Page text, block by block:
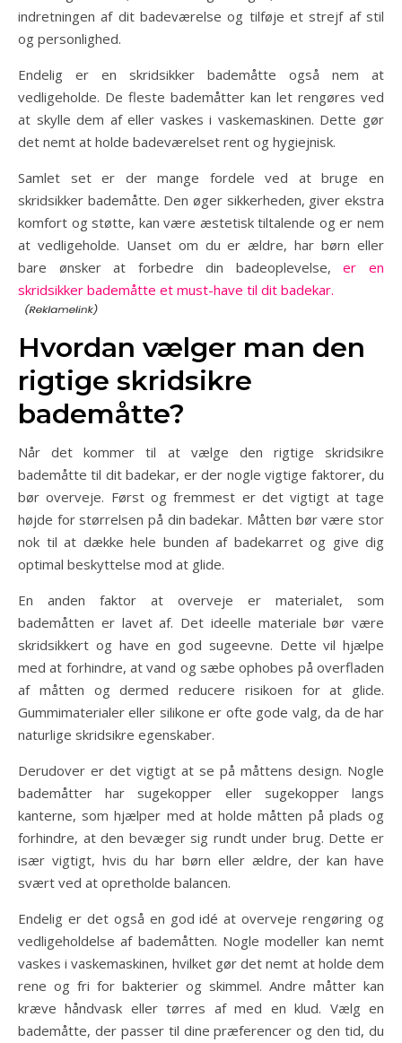
indretningen af dit badeværelse og tilføje et strejf af stil
og personlighed.
Endelig er en skridsikker bademåtte også nem at
vedligeholde. De fleste bademåtter kan let rengøres ved
at skylle dem af eller vaskes i vaskemaskinen. Dette gør
det nemt at holde badeværelset rent og hygiejnisk.
Samlet set er der mange fordele ved at bruge en
skridsikker bademåtte. Den øger sikkerheden, giver ekstra
komfort og støtte, kan være æstetisk tiltalende og er nem
at vedligeholde. Uanset om du er ældre, har børn eller
bare ønsker at forbedre din badeoplevelse,er en
skridsikker bademåtte et must-have til dit badekar.
Hvordan vælger man den
rigtige skridsikre
bademåtte?
Når det kommer til at vælge den rigtige skridsikre
bademåtte til dit badekar, er der nogle vigtige faktorer, du
bør overveje. Først og fremmest er det vigtigt at tage
højde for størrelsen på din badekar. Måtten bør være stor
nok til at dække hele bunden af badekarret og give dig
optimal beskyttelse mod at glide.
En anden faktor at overveje er materialet, som
bademåtten er lavet af. Det ideelle materiale bør være
skridsikkert og have en god sugeevne. Dette vil hjælpe
med at forhindre, at vand og sæbe ophobes på overfladen
af måtten og dermed reducere risikoen for at glide.
Gummimaterialer eller silikone er ofte gode valg, da de har
naturlige skridsikre egenskaber.
Derudover er det vigtigt at se på måttens design. Nogle
bademåtter har sugekopper eller sugekopper langs
kanterne, som hjælper med at holde måtten på plads og
forhindre, at den bevæger sig rundt under brug. Dette er
især vigtigt, hvis du har børn eller ældre, der kan have
svært ved at opretholde balancen.
Endelig er det også en god idé at overveje rengøring og
vedligeholdelse af bademåtten. Nogle modeller kan nemt
vaskes i vaskemaskinen, hvilket gør det nemt at holde dem
rene og fri for bakterier og skimmel. Andre måtter kan
kræve håndvask eller tørres af med en klud. Vælg en
bademåtte, der passer til dine præferencer og den tid, du